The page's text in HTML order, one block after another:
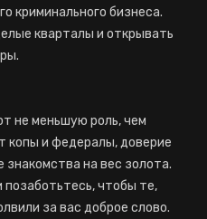
криминального бизнеса.
кварталы и открывать
не меньшую роль, чем
копы и федералы, доверие
на вес золота.
чтобы те,
за вас доброе слово.